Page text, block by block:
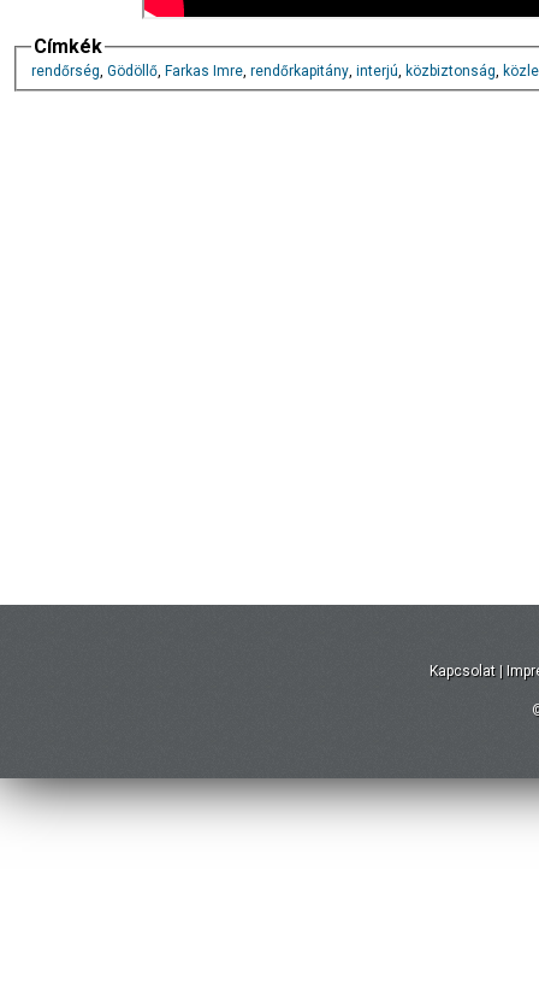
Címkék
rendőrség, Gödöllő, Farkas Imre, rendőrkapitány, interjú, közbiztonság,
Kapcsolat |